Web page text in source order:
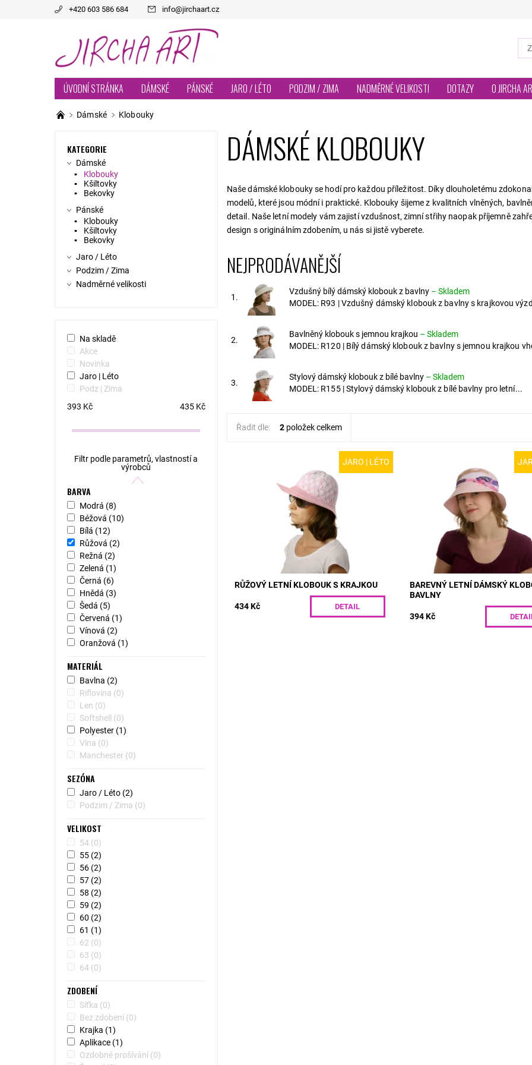
+420 603 586 684 info@jirchaart.cz
ÚVODNÍ STRÁNKA DÁMSKÉ PÁNSKÉ JARO / LÉTO PODZIM / ZIMA NADMĚRNÉ VELIKOSTI DOTAZY O JIRCHA
Dámské Klobouky
DÁMSKÉ KLOBOUKY
Naše dámské klobouky se hodí pro každou příležitost. Díky dlouholetému
modelů, které jsou módní i praktické. Klobouky šijeme z kvalitních vlněných,
detail. Naše letní modely vám zajistí vzdušnost, zimní střihy naopak příjemně
design s originálním zdobením, u nás si jistě vyberete.
NEJPRODÁVANĚJŠÍ
1.
Vzdušný bílý dámský klobouk z bavlny – Skladem
MODEL: R93 | Vzdušný dámský klobouk z bavlny s krajkovou
2.
Bavlněný klobouk s jemnou krajkou – Skladem
MODEL: R120 | Bílý dámský klobouk z bavlny s jemnou krajkou
3.
Stylový dámský klobouk z bílé bavlny – Skladem
MODEL: R155 | Stylový dámský klobouk z bílé bavlny pro letní...
Řadit dle: 2položek celkem
JARO | LÉTO
MODEL: R201 | Moderní dámský letní
klobouk. Růžová bavlněná látka je
dozdobena bílou polyesterovou krajkou.
Široká krempa poskytuje dostatek...
Skladem
R201/55
RŮŽOVÝ LETNÍ KLOBOUK S KRAJKOU
434 Kč DETAIL
MODEL: R65 | Barevný letní
klobouk z bavlny. Díky našívaným
aplikacím získává klobouk
lehce extravagantní vzhled, kterým
zaujmete...
Dostupnost:
Skladem
R65/55
BAREVNÝ LETNÍ DÁMSKÝ
BAVLNY
394 Kč
KATEGORIE
Dámské
Klobouky
Kšiltovky
Bekovky
Pánské
Klobouky
Kšiltovky
Bekovky
Jaro / Léto
Podzim / Zima
Nadměrné velikosti
Na skladě
Akce
Novinka
Jaro | Léto
Podz | Zima
393 Kč 435Kč
Filtr podle parametrů, vlastností a
výrobců
BARVA
Modrá (8)
Béžová (10)
Bílá (12)
Růžová (2)
Režná (2)
Zelená (1)
Černá (6)
Hnědá (3)
Šedá (5)
Červená (1)
Vínová (2)
Oranžová (1)
MATERIÁL
Bavlna (2)
Riflovina (0)
Len (0)
Softshell (0)
Polyester (1)
Vlna (0)
Manchester (0)
SEZÓNA
Jaro / Léto (2)
Podzim / Zima (0)
VELIKOST
54 (0)
55 (2)
56 (2)
57 (2)
58 (2)
59 (2)
60 (2)
61 (1)
62 (0)
63 (0)
64 (0)
ZDOBENÍ
Síťka (0)
Bez zdobení (0)
Krajka (1)
Aplikace (1)
Ozdobné prošívání (0)